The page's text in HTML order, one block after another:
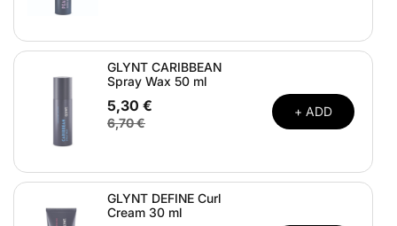
GLYNT CARIBBEAN
Spray Wax 50 ml
5,30 €
6,70 €
+ ADD
GLYNT DEFINE Curl
Cream 30 ml